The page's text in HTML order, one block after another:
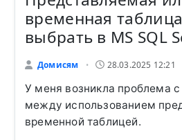
временная
выбрать в MS SQL
Домисям • 28.03.2025 12:21
У меня возникла проблема
между использованием
временной таблицей.